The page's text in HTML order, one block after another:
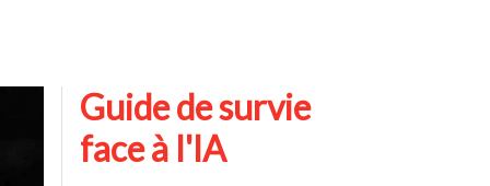
Guide de survie
face à l'IA